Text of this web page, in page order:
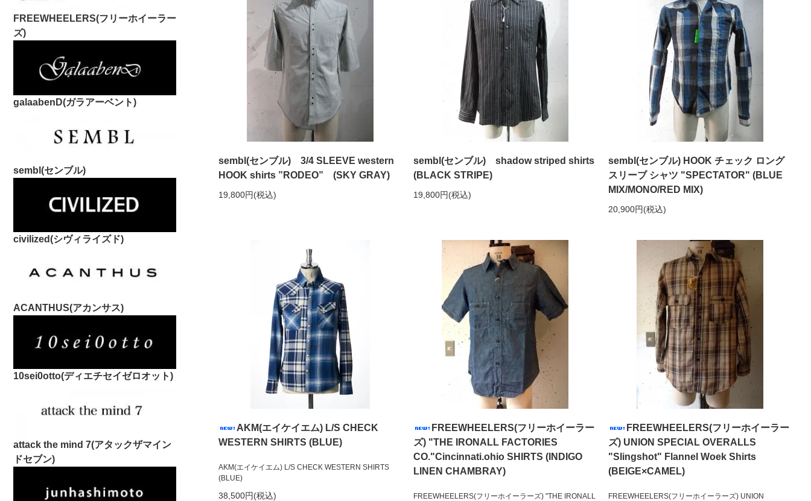
FREEWHEELERS(フリーホイーラー
ズ)
galaabenD(ガラアーベント)
sembl(センブル)
civilized(シヴィライズド)
ACANTHUS(アカンサス)
10sei0otto(ディエチセイゼロオット)
attack the mind 7(アタックザマイン
ドセブン)
sembl(センブル) 3/4 SLEEVE western
HOOK shirts ”RODEO” (SKY GRAY)
19,800円(税込)
sembl(センブル) shadow striped shirts
(BLACK STRIPE)
19,800円(税込)
sembl(センブル) HOOK チェック ロング
スリーブ シャツ "SPECTATOR" (BLUE
MIX/MONO/RED MIX)
20,900円(税込)
AKM(エイケイエム) L/S CHECK
WESTERN SHIRTS (BLUE)
AKM(エイケイエム) L/S CHECK WESTERN SHIRTS
(BLUE)
38,500円(税込)
FREEWHEELERS(フリーホイーラー
ズ) "THE IRONALL FACTORIES
CO."Cincinnati.ohio SHIRTS (INDIGO
LINEN CHAMBRAY)
FREEWHEELERS(フリーホイーラーズ) "THE IRONALL
FREEWHEELERS(フリーホイーラー
ズ) UNION SPECIAL OVERALLS
"Slingshot" Flannel Woek Shirts
(BEIGE×CAMEL)
FREEWHEELERS(フリーホイーラーズ) UNION